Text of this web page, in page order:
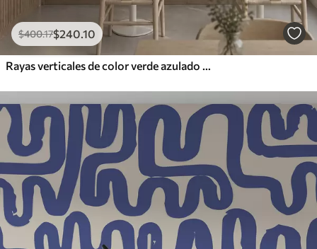
$400.17$240.10
Rayas verticales de color verde azulado oscuro sobre fondo claro